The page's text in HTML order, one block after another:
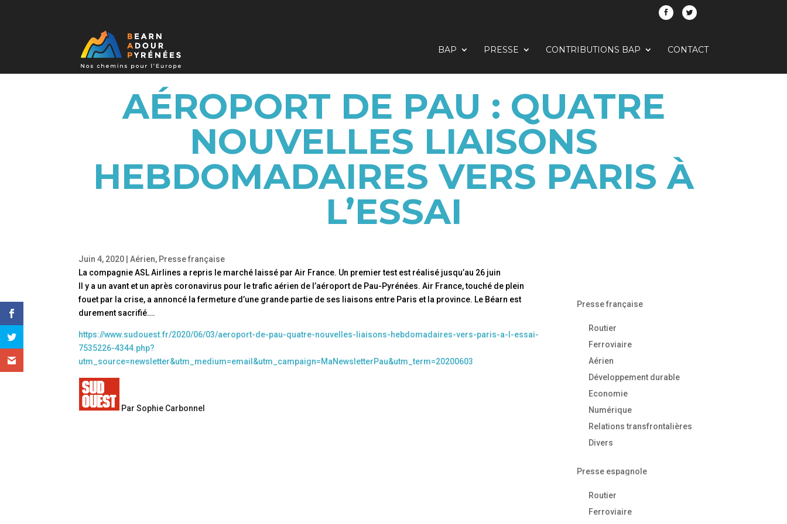
BAP PRESSE CONTRIBUTIONS BAP CONTACT
AÉROPORT DE PAU : QUATRE
NOUVELLES LIAISONS
HEBDOMADAIRES VERS PARIS À
L’ESSAI
Juin 4, 2020 |Aérien, Presse française
La compagnie ASL Airlines a repris le marché laissé par Air France. Un premier test est réalisé jusqu’au 26 juin
Il y a un avant et un après coronavirus pour le trafic aérien de l’aéroport de Pau-Pyrénées. Air France, touché de plein
fouet par la crise, a annoncé la fermeture d’une grande partie de ses liaisons entre Paris et la province. Le Béarn est
durement sacrifié….
https://www.sudouest.fr/2020/06/03/aeroport-de-pau-quatre-nouvelles-liaisons-hebdomadaires-vers-paris-a-l-essai-
7535226-4344.php?
utm_source=newsletter&utm_medium=email&utm_campaign=MaNewsletterPau&utm_term=20200603
Par Sophie Carbonnel
Presse française
Routier
Ferroviaire
Aérien
Développement durable
Economie
Numérique
Relations transfrontalières
Divers
Presse espagnole
Routier
Ferroviaire